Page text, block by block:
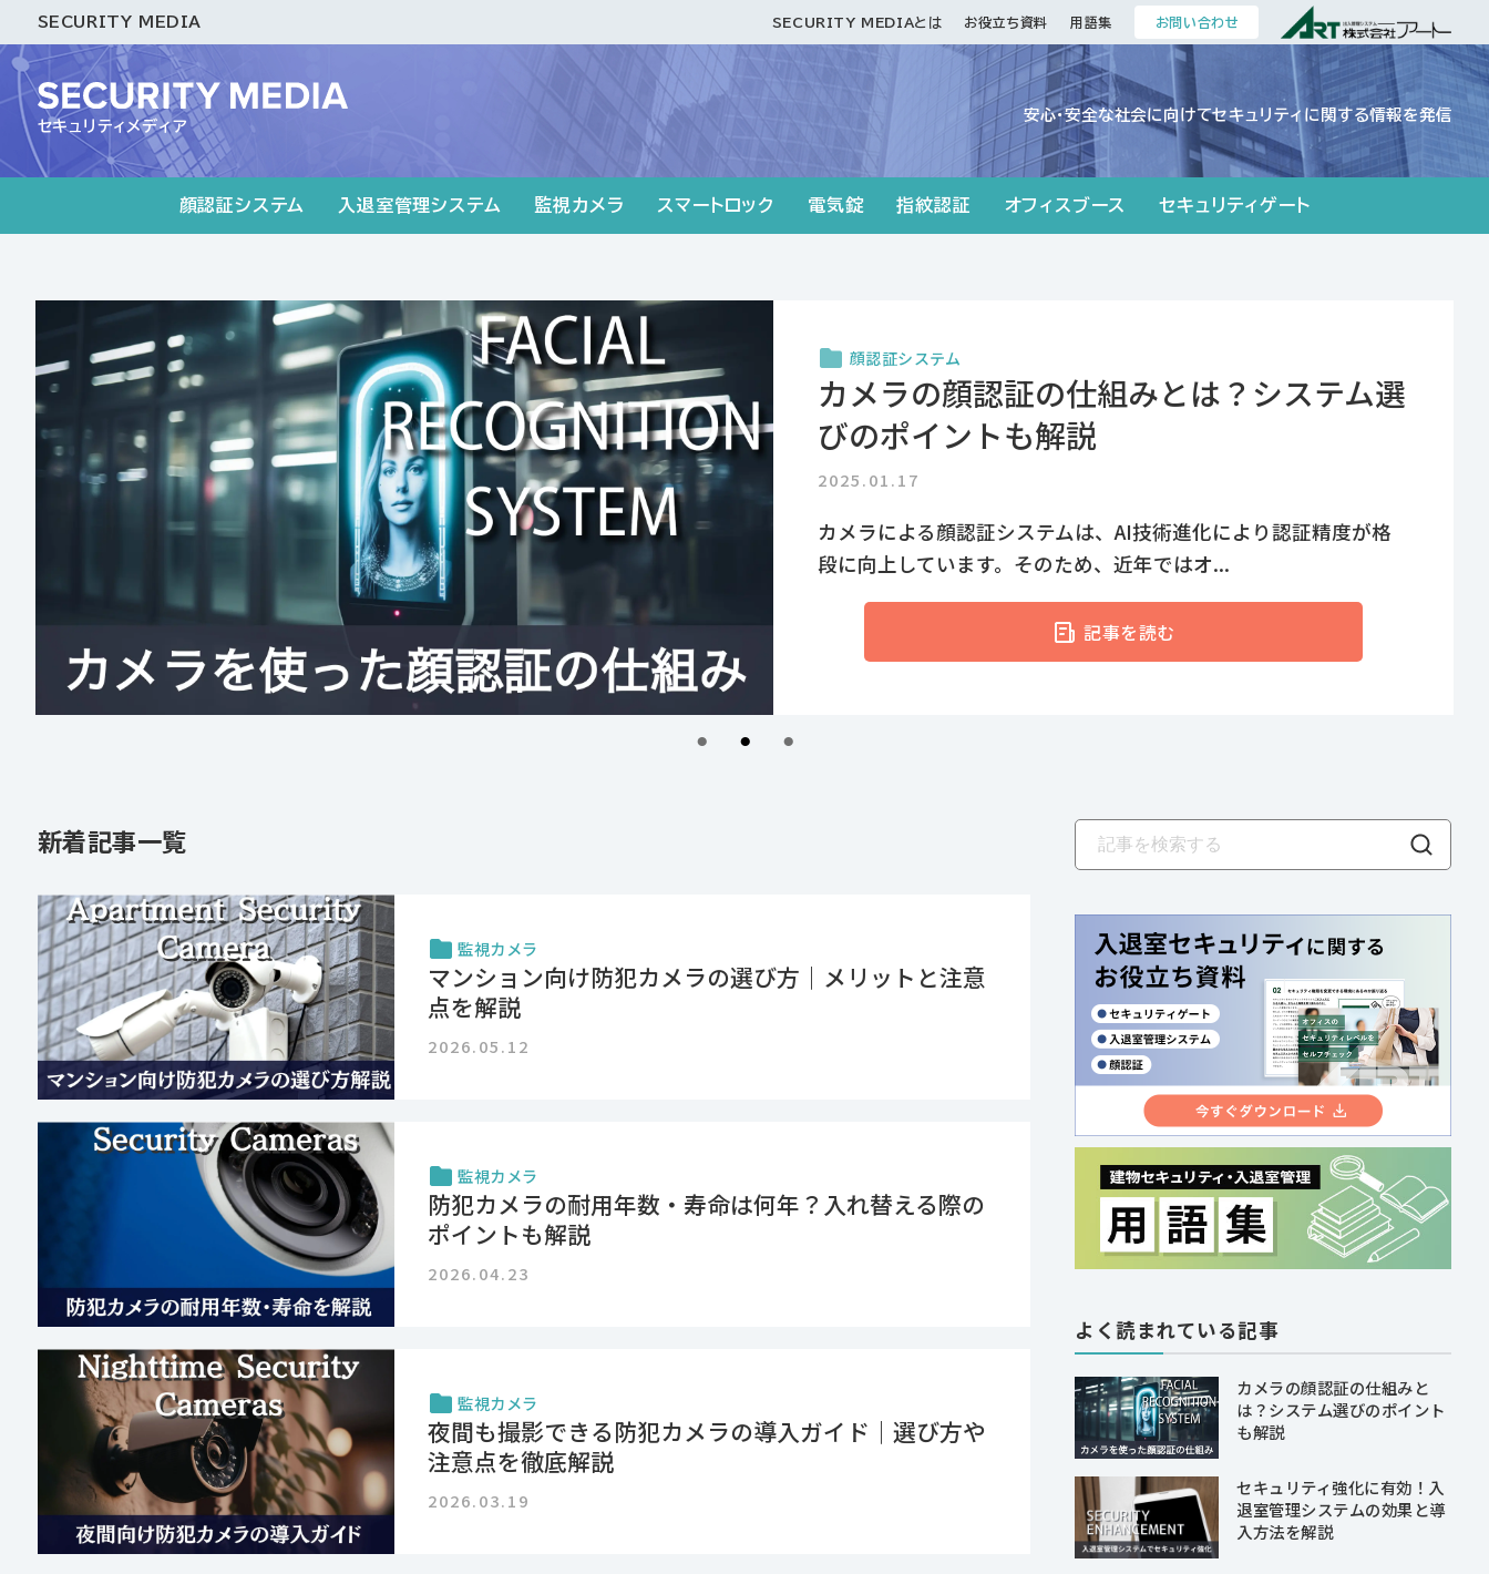
SECURITY MEDIA SECURITY MEDIAとは お役立ち資料 用語集 お問い合わせ
セキュリティメディア
安心・安全な社会に向けてセキュリティに関する情報を発信
顔認証システム 入退室管理システム 監視カメラ スマートロック 電気錠 指紋認証 オフィスブース セキュリティゲート
入退室管理システム
セキュリティ強化に有効！入退室管理シス
テムの効果と導入方法を解説
2023.12.01
「入退室管理システムにはセキュリティ向上においてどのような
効果があるか知りたい」 「セキュリティ強化...
記事を読む
新着記事一覧
監視カメラ
マンション向け防犯カメラの選び方｜メリットと注意
点を解説
2026.05.12
監視カメラ
防犯カメラの耐用年数・寿命は何年？入れ替える際の
ポイントも解説
2026.04.23
監視カメラ
夜間も撮影できる防犯カメラの導入ガイド｜選び方や
注意点を徹底解説
2026.03.19
よく読まれている記事
カメラの顔認証の仕組みと
は？システム選びのポイント
も解説
セキュリティ強化に有効！入
退室管理システムの効果と導
入方法を解説